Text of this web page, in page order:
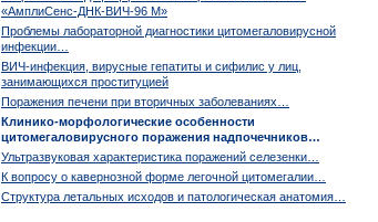
«АмплиСенс-ДНК-ВИЧ-96 М»
Проблемы лабораторной диагностики цитомегаловирусной
инфекции…
ВИЧ-инфекция, вирусные гепатиты и сифилис у лиц,
занимающихся проституцией
Поражения печени при вторичных заболеваниях…
Клинико-морфологические особенности
цитомегаловирусного поражения надпочечников…
Ультразвуковая характеристика поражений селезенки…
К вопросу о кавернозной форме легочной цитомегалии…
Структура летальных исходов и патологическая анатомия…